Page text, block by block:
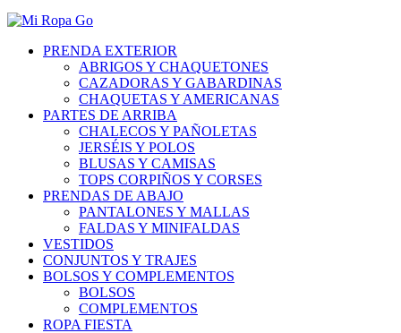
PRENDA EXTERIOR
ABRIGOS Y CHAQUETONES
CAZADORAS Y GABARDINAS
CHAQUETAS Y AMERICANAS
PARTES DE ARRIBA
CHALECOS Y PAÑOLETAS
JERSÉIS Y POLOS
BLUSAS Y CAMISAS
TOPS CORPIÑOS Y CORSES
PRENDAS DE ABAJO
PANTALONES Y MALLAS
FALDAS Y MINIFALDAS
VESTIDOS
CONJUNTOS Y TRAJES
BOLSOS Y COMPLEMENTOS
BOLSOS
COMPLEMENTOS
ROPA FIESTA